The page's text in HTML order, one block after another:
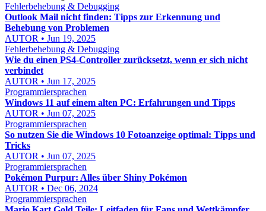
Fehlerbehebung & Debugging
Outlook Mail nicht finden: Tipps zur Erkennung und
Behebung von Problemen
AUTOR • Jun 19, 2025
Fehlerbehebung & Debugging
Wie du einen PS4-Controller zurücksetzt, wenn er sich nicht
verbindet
AUTOR • Jun 17, 2025
Programmiersprachen
Windows 11 auf einem alten PC: Erfahrungen und Tipps
AUTOR • Jun 07, 2025
Programmiersprachen
So nutzen Sie die Windows 10 Fotoanzeige optimal: Tipps und
Tricks
AUTOR • Jun 07, 2025
Programmiersprachen
Pokémon Purpur: Alles über Shiny Pokémon
AUTOR • Dec 06, 2024
Programmiersprachen